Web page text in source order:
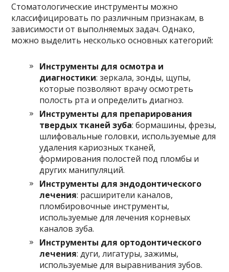
Стоматологические инструменты можно
классифицировать по различным признакам, в
зависимости от выполняемых задач. Однако,
можно выделить несколько основных категорий:
Инструменты для осмотра и
диагностики: зеркала, зонды, щупы,
которые позволяют врачу осмотреть
полость рта и определить диагноз.
Инструменты для препарирования
твердых тканей зуба: бормашины, фрезы,
шлифовальные головки, используемые для
удаления кариозных тканей,
формирования полостей под пломбы и
других манипуляций.
Инструменты для эндодонтического
лечения: расширители каналов,
пломбировочные инструменты,
используемые для лечения корневых
каналов зуба.
Инструменты для ортодонтического
лечения: дуги, лигатуры, зажимы,
используемые для выравнивания зубов.